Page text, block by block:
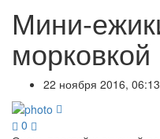
Мини-
морковкой
22 ноября 2016, 06:13
0